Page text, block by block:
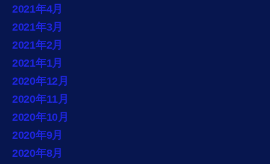
2021年4月
2021年3月
2021年2月
2021年1月
2020年12月
2020年11月
2020年10月
2020年9月
2020年8月